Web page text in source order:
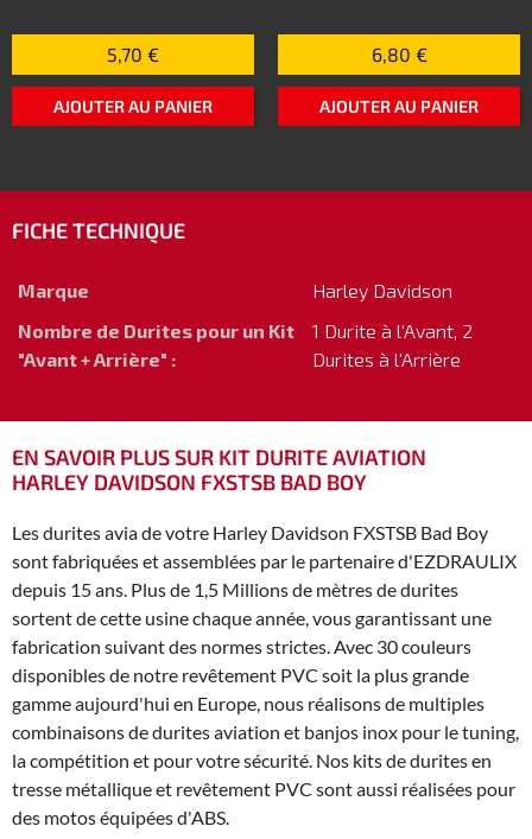
5,70 €
AJOUTER AU PANIER
6,80 €
AJOUTER AU PANIER
FICHE TECHNIQUE
Marque
Harley Davidson
Nombre de Durites pour un Kit
"Avant + Arrière" :
1 Durite à l'Avant, 2
Durites à l'Arrière
EN SAVOIR PLUS SUR KIT DURITE AVIATION
HARLEY DAVIDSON FXSTSB BAD BOY
Les durites avia de votre Harley Davidson FXSTSB Bad Boy
sont fabriquées et assemblées par le partenaire d'EZDRAULIX
depuis 15 ans. Plus de 1,5 Millions de mètres de durites
sortent de cette usine chaque année, vous garantissant une
fabrication suivant des normes strictes. Avec 30 couleurs
disponibles de notre revêtement PVC soit la plus grande
gamme aujourd'hui en Europe, nous réalisons de multiples
combinaisons de durites aviation et banjos inox pour le tuning,
la compétition et pour votre sécurité. Nos kits de durites en
tresse métallique et revêtement PVC sont aussi réalisées pour
des motos équipées d'ABS.